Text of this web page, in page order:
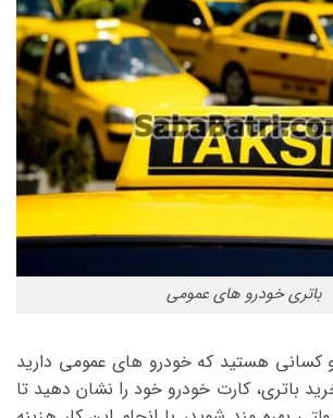
باتری خودرو های عمومی
کسانی هستید که خودرو های عمومی دارید
باتری، کارت خودرو خود را نشان دهید تا